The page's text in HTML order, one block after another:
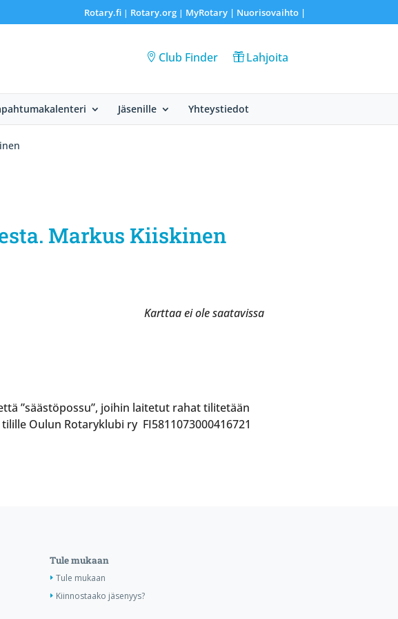
Rotary.fi| Rotary.org| MyRotary | Nuorisovaihto|
Club Finder Lahjoita
Jäsenille Yhteystiedot
Markus Kiiskinen
Karttaa ei ole saatavissa
”säästöpossu”, joihin laitetut rahat tilitetään
Oulun Rotaryklubi ry FI5811073000416721
Tule mukaan
Tule mukaan
Kiinnostaako jäsenyys?